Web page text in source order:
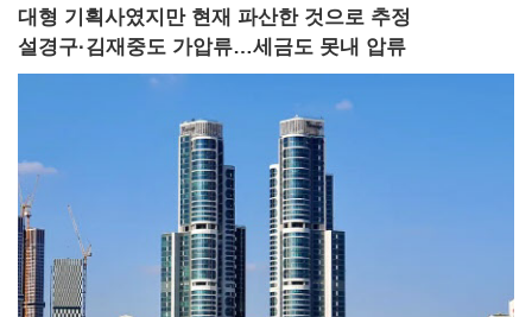
대형 기획사였지만 현재 파산한 것으로 추정
설경구·김재중도 가압류…세금도 못내 압류